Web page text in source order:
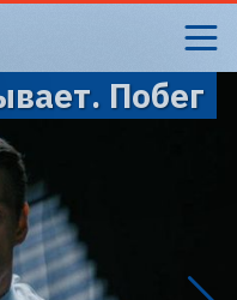
Побег